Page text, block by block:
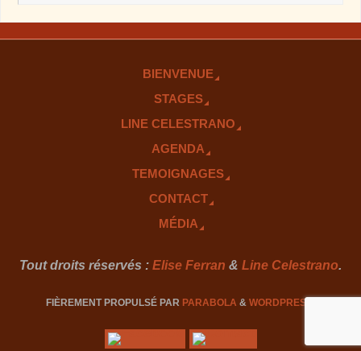
BIENVENUE
STAGES
LINE CELESTRANO
AGENDA
TEMOIGNAGES
CONTACT
MÉDIA
Tout droits réservés : Elise Ferran & Line Celestrano.
FIÈREMENT PROPULSÉ PAR PARABOLA & WORDPRESS.